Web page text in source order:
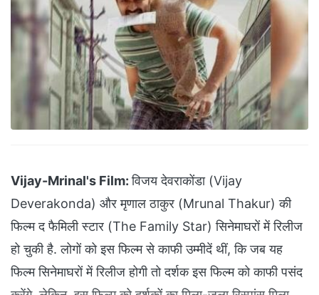
Vijay-Mrinal's Film:विजय देवराकोंडा (Vijay
Deverakonda) और मृणाल ठाकुर (Mrunal Thakur) की
फिल्म द फैमिली स्टार (The Family Star) सिनेमाघरों में रिलीज
हो चुकी है. लोगों को इस फिल्म से काफी उम्मीदें थीं, कि जब यह
फिल्म सिनेमाघरों में रिलीज होगी तो दर्शक इस फिल्म को काफी पसंद